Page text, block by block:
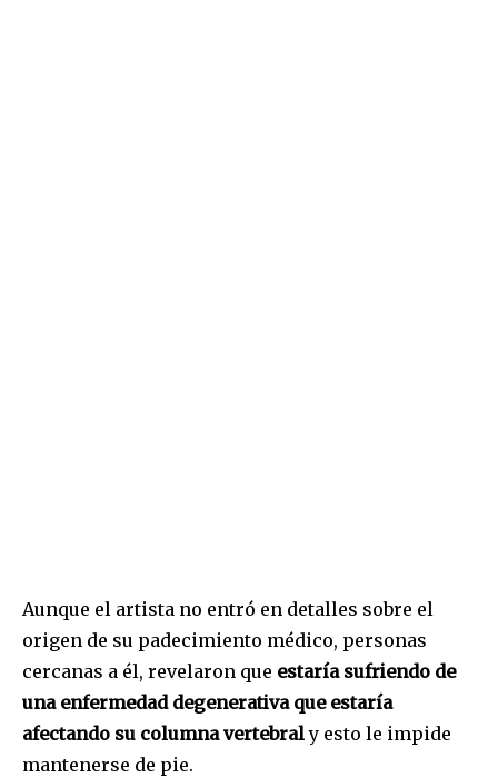
Aunque el artista no entró en detalles sobre el
origen de su padecimiento médico, personas
cercanas a él, revelaron que estaría sufriendo de
una enfermedad degenerativa que estaría
afectando su columna vertebraly esto le impide
mantenerse de pie.